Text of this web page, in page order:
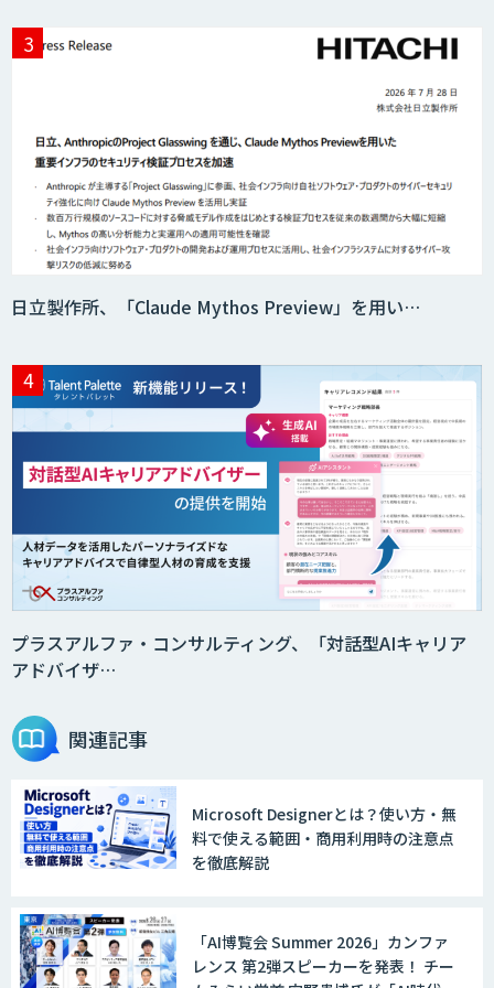
生成AIの業務活用は「Safe AI
スマート工場ソリューションkizkia-
Meter
Preferred Networks Visual Inspection
サテライトAI
音声・画像・動画データセット販売・収
法人向けAIドライブレコーダー「ナウ
ト」
物流チェッカー
AI 受託開発・導入支援
日立製作所、「Claude Mythos Preview」を用い…
プラスアルファ・コンサルティング、「対話型AIキャリア
アドバイザ…
関連記事
Microsoft Designerとは？使い方・無
料で使える範囲・商用利用時の注意点
を徹底解説
「AI博覧会 Summer 2026」カンファ
レンス 第2弾スピーカーを発表！ チー